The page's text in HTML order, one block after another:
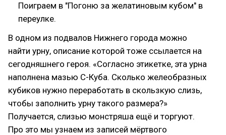
Поиграем в "Погоню за желатиновым кубом" в
переулке.
В одном из подвалов Нижнего города можно
найти урну, описание которой тоже ссылается на
сегодняшнего героя. «Согласно этикетке, эта урна
наполнена мазью С-Куба. Сколько желеобразных
кубиков нужно переработать в скользкую слизь,
чтобы заполнить урну такого размера?»
Получается, слизью монстряша ещё и торгуют.
Про это мы узнаем из записей мёртвого